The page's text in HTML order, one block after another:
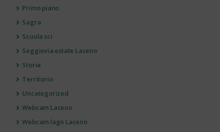
Primo piano
Sagra
Scuola sci
Seggiovia estate Laceno
Storia
Territorio
Uncategorized
Webcam Laceno
Webcam lago Laceno